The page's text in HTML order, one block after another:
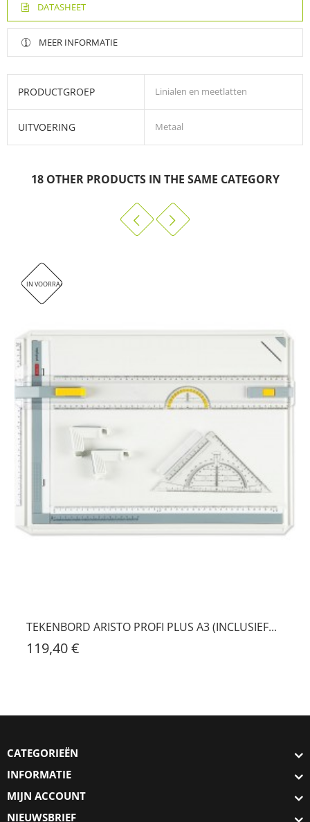
DATASHEET
MEER INFORMATIE
PRODUCTGROEP Linialen en meetlatten
UITVOERING Metaal
Met millimeter aanduiding, inktrand en antislip rand
18 OTHER PRODUCTS IN THE SAME CATEGORY
IN VOORRAAD
TEKENBORD ARISTO PROFI PLUS A3 (INCLUSIEF...
119,40 €
CATEGORIEËN
INFORMATIE
MIJN ACCOUNT
NIEUWSBRIEF